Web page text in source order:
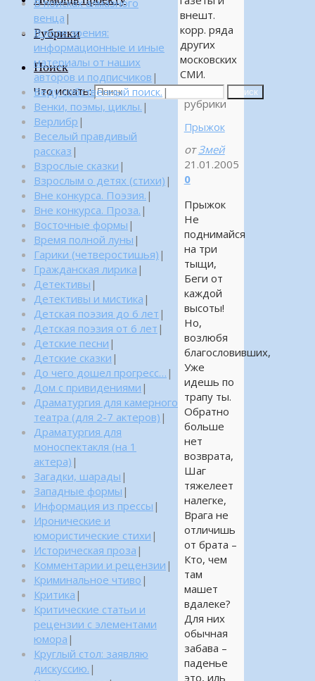
Рубрики
Поиск
Что искать: Поиск
внешт.
корр. ряда
других
московских
СМИ.
Без
рубрики
Прыжок
от Змей
21.01.2005
0
Прыжок
Не
поднимайся
на три
тыщи,
Беги от
каждой
высоты!
Но,
возлюбя
благословивших,
Уже
идешь по
трапу ты.
Обратно
больше
нет
возврата,
Шаг
тяжелеет
налегке,
Врага не
отличишь
от брата –
Кто, чем
там
машет
вдалеке?
Для них
обычная
забава –
паденье
это, иль
В поисках алмазного
венца |
В поле зрения:
информационные и иные
материалы от наших
авторов и подписчиков |
Веду собственный поиск. |
Венки, поэмы, циклы. |
Верлибр |
Веселый правдивый
рассказ |
Взрослые сказки |
Взрослым о детях (стихи) |
Вне конкурса. Поэзия. |
Вне конкурса. Проза. |
Восточные формы |
Время полной луны |
Гарики (четверостишья) |
Гражданская лирика |
Детективы |
Детективы и мистика |
Детская поэзия до 6 лет |
Детская поэзия от 6 лет |
Детские песни |
Детские сказки |
До чего дошел прогресс… |
Дом с привидениями |
Драматургия для камерного
театра (для 2-7 актеров) |
Драматургия для
моноспектакля (на 1
актера) |
Загадки, шарады |
Западные формы |
Информация из прессы |
Иронические и
юмористические стихи |
Историческая проза |
Комментарии и рецензии |
Криминальное чтиво |
Критика |
Критические статьи и
рецензии с элементами
юмора |
Круглый стол: заявляю
дискуссию. |